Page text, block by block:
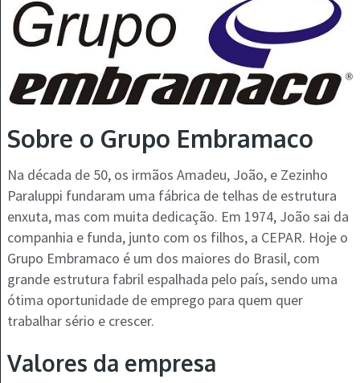
Sobre o Grupo Embramaco
Na década de 50, os irmãos Amadeu, João, e Zezinho
Paraluppi fundaram uma fábrica de telhas de estrutura
enxuta, mas com muita dedicação. Em 1974, João sai da
companhia e funda, junto com os filhos, a CEPAR. Hoje o
Grupo Embramaco é um dos maiores do Brasil, com
grande estrutura fabril espalhada pelo país, sendo uma
ótima oportunidade de emprego para quem quer
trabalhar sério e crescer.
Valores da empresa